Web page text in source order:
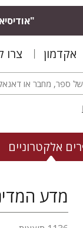
אקדמון צרו
אלקטרוניים
מדע